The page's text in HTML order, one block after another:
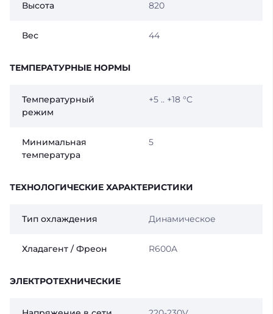
Высота 820
Вес 44
ТЕМПЕРАТУРНЫЕ НОРМЫ
Температурный
режим
+5 .. +18 °C
Минимальная
температура
5
ТЕХНОЛОГИЧЕСКИЕ ХАРАКТЕРИСТИКИ
Тип охлаждения Динамическое
Хладагент / Фреон R600A
ЭЛЕКТРОТЕХНИЧЕСКИЕ